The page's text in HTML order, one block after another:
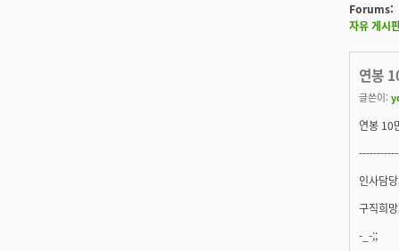
Forums:
자유 게시
연봉
글쓴이:
연봉 10
인사담
구직희
-_-;;